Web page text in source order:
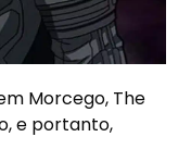
Morcego, The
e portanto,